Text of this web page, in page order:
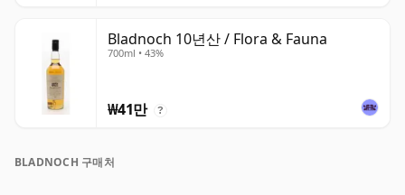
Bladnoch 10년산 / Flora & Fauna
700ml • 43%
₩41만 ?
BLADNOCH 구매처